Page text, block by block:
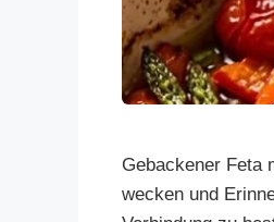
Gebackener Feta
wecken und